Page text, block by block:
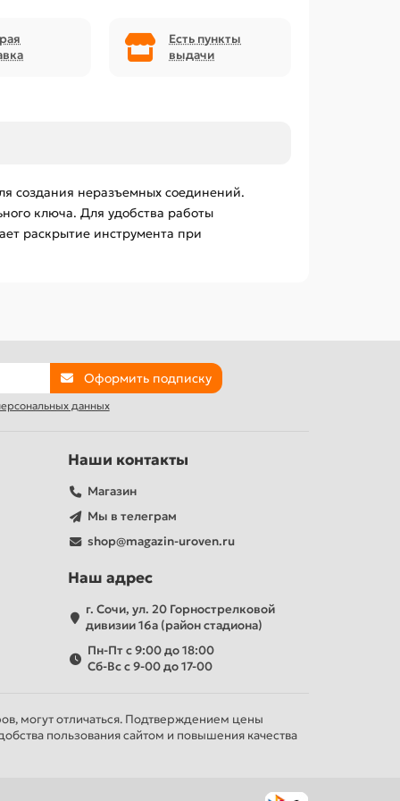
Есть пункты
выдачи
создания неразъемных соединений.
ключа. Для удобства работы
раскрытие инструмента при
Оформить подписку
данных
Наши контакты
Магазин
Мы в телеграм
shop@magazin-uroven.ru
Наш адрес
г. Сочи, ул. 20 Горнострелковой
дивизии 16а (район стадиона)
Пн-Пт с 9:00 до 18:00
Сб-Вс с 9-00 до 17-00
могут отличаться. Подтверждением цены
пользования сайтом и повышения качества